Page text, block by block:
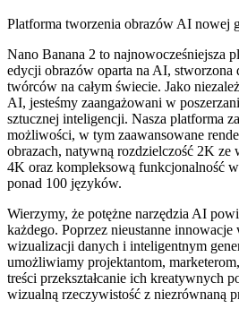
Platforma tworzenia obrazów AI nowej
Nano Banana 2 to najnowocześniejsza
edycji obrazów oparta na AI, stworzona
twórców na całym świecie. Jako
AI, jesteśmy zaangażowani w
sztucznej inteligencji. Nasza platforma
możliwości, w tym zaawansowane
obrazach, natywną rozdzielczość 2K ze
4K oraz kompleksową funkcjonalność
ponad 100 języków.
Wierzymy, że potężne narzędzia AI
każdego. Poprzez nieustanne
wizualizacji danych i inteligentnym
umożliwiamy projektantom,
treści przekształcanie ich kreatywnych
wizualną rzeczywistość z niezrównaną